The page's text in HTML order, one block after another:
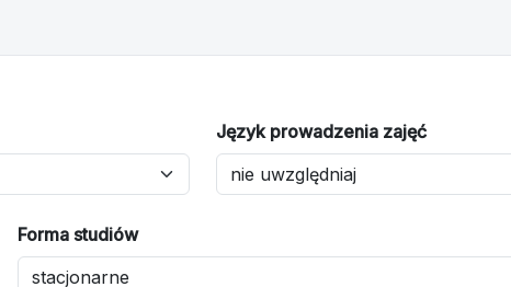
Język prowadzenia zajęć
Forma studiów